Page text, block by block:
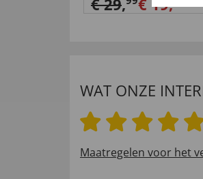
€ 29, € 19,
WAT ONZE
Maatregelen voor het